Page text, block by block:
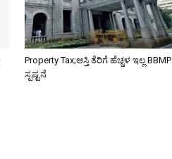
Property Tax;ಆಸ್ತಿ ತೆರಿಗೆ ಹೆಚ್ಚಳ ಇಲ್ಲ BBMP
ಸ್ಪಷ್ಟನೆ